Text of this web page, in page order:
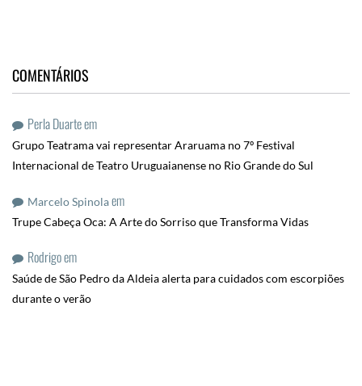
COMENTÁRIOS
Perla Duarteem
Grupo Teatrama vai representar Araruama no 7º Festival
Internacional de Teatro Uruguaianense no Rio Grande do Sul
Marcelo Spinolaem
Trupe Cabeça Oca: A Arte do Sorriso que Transforma Vidas
Rodrigoem
Saúde de São Pedro da Aldeia alerta para cuidados com escorpiões
durante o verão